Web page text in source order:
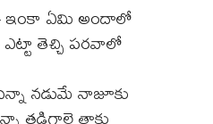
ఇంకా ఏమి అందాలో
తెచ్చి పరవాలో
నడుమే నాజూకు